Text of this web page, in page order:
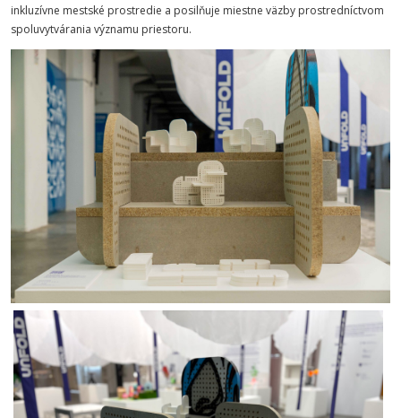
inkluzívne mestské prostredie a posilňuje miestne väzby prostredníctvom
spoluvytvárania významu priestoru.